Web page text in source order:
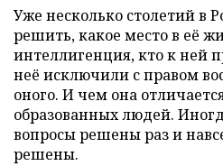
Уже несколько столетий в
решить, какое место в её
интеллигенция, кто к ней
неё исключили с правом
оного. И чем она
образованных людей.
вопросы решены раз и
решены.